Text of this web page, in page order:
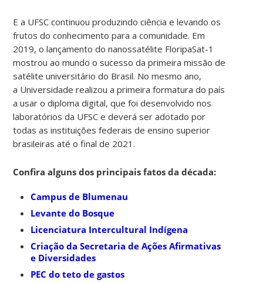
E a UFSC continuou produzindo ciência e levando os
frutos do conhecimento para a comunidade. Em
2019, o lançamento do nanossatélite FloripaSat-1
mostrou ao mundo o sucesso da primeira missão de
satélite universitário do Brasil. No mesmo ano,
a Universidade realizou a primeira formatura do país
a usar o diploma digital, que foi desenvolvido nos
laboratórios da UFSC e deverá ser adotado por
todas as instituições federais de ensino superior
brasileiras até o final de 2021.
Confira alguns dos principais fatos da década:
Campus de Blumenau
Levante do Bosque
Licenciatura Intercultural Indígena
Criação da Secretaria de Ações Afirmativas
e Diversidades
PEC do teto de gastos